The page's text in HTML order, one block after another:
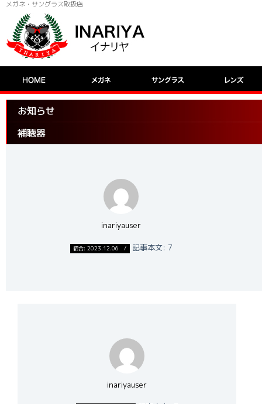
メガネ・サングラス取扱店
お知らせ
補聴器
inariyauser
結合: 2023.12.06 記事本文: 7
inariyauser